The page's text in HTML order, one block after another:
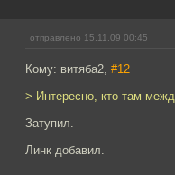
отправлено 15.11.09 00:45
Кому: витяба2, #12
> Интересно, кто там
Затупил.
Линк добавил.